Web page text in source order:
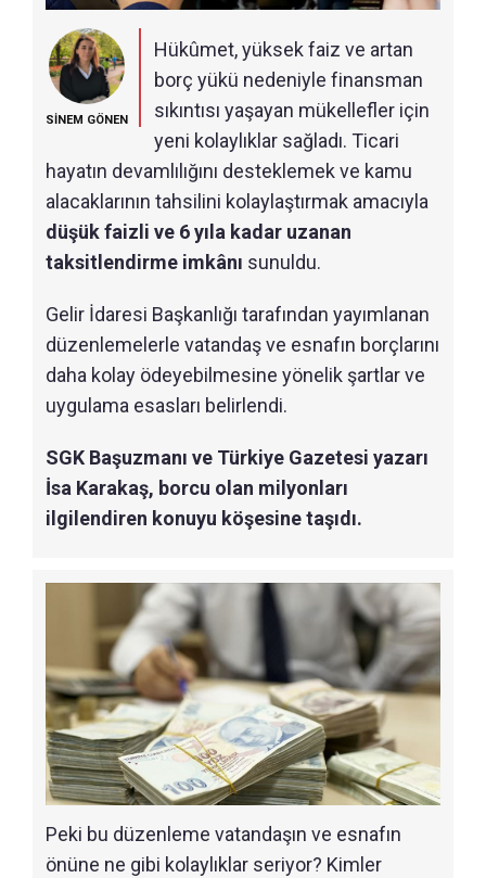
SİNEM GÖNEN
Hükûmet, yüksek faiz ve artan
borç yükü nedeniyle finansman
sıkıntısı yaşayan mükellefler için
yeni kolaylıklar sağladı. Ticari
hayatın devamlılığını desteklemek ve kamu
alacaklarının tahsilini kolaylaştırmak amacıyla
düşük faizli ve 6 yıla kadar uzanan
taksitlendirme imkânı sunuldu.
Gelir İdaresi Başkanlığı tarafından yayımlanan
düzenlemelerle vatandaş ve esnafın borçlarını
daha kolay ödeyebilmesine yönelik şartlar ve
uygulama esasları belirlendi.
SGK Başuzmanı ve Türkiye Gazetesi yazarı
İsa Karakaş, borcu olan milyonları
ilgilendiren konuyu köşesine taşıdı.
Peki bu düzenleme vatandaşın ve esnafın
önüne ne gibi kolaylıklar seriyor? Kimler